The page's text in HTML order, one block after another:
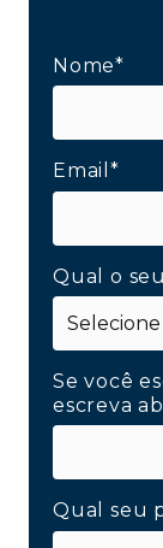
Nome*
Email*
Qual o
Se você
escreva
Qual seu